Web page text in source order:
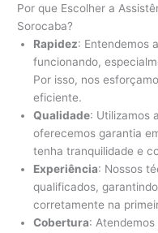
Por que Escolher a
Sorocaba?
Rapidez: Entendemos
funcionando,
Por isso, nos
eficiente.
Qualidade: Utilizamos
oferecemos garantia
tenha tranquilidade e
Experiência: Nossos
qualificados,
corretamente na
Cobertura: